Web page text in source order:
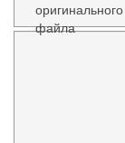
оригинального
файла